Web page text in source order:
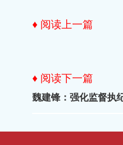
♦ 阅读上一篇
♦ 阅读下一篇
魏建锋：强化监督执